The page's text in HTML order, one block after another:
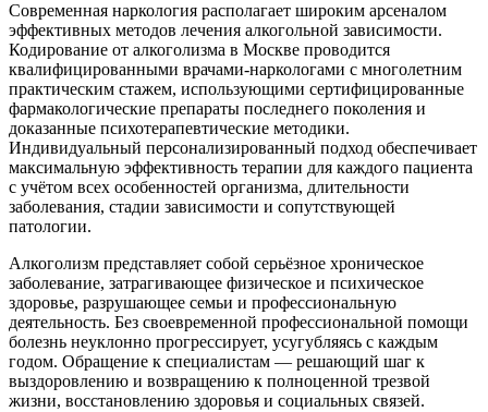
Современная наркология располагает широким арсеналом
эффективных методов лечения алкогольной зависимости.
Кодирование от алкоголизма в Москве проводится
квалифицированными врачами-наркологами с многолетним
практическим стажем, использующими сертифицированные
фармакологические препараты последнего поколения и
доказанные психотерапевтические методики.
Индивидуальный персонализированный подход обеспечивает
максимальную эффективность терапии для каждого пациента
с учётом всех особенностей организма, длительности
заболевания, стадии зависимости и сопутствующей
патологии.
Алкоголизм представляет собой серьёзное хроническое
заболевание, затрагивающее физическое и психическое
здоровье, разрушающее семьи и профессиональную
деятельность. Без своевременной профессиональной помощи
болезнь неуклонно прогрессирует, усугубляясь с каждым
годом. Обращение к специалистам — решающий шаг к
выздоровлению и возвращению к полноценной трезвой
жизни, восстановлению здоровья и социальных связей.